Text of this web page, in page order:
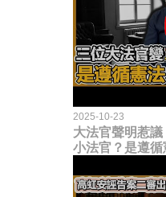
2025-10-23
大法官聲明惹
小法官？是遵